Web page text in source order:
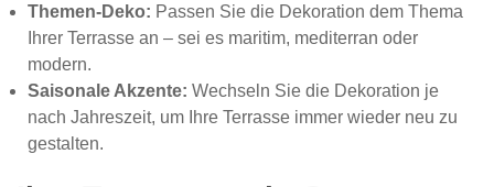
Themen-Deko: Passen Sie die Dekoration dem Thema
Ihrer Terrasse an – sei es maritim, mediterran oder
modern.
Saisonale Akzente: Wechseln Sie die Dekoration je
nach Jahreszeit, um Ihre Terrasse immer wieder neu zu
gestalten.